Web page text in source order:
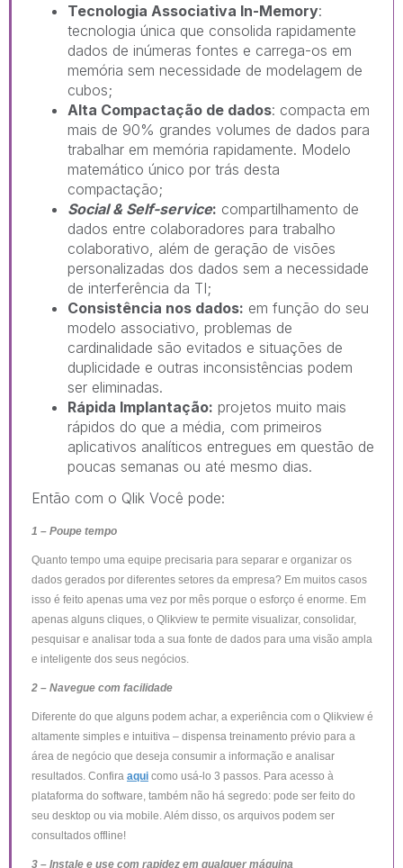
Tecnologia Associativa In-Memory:
tecnologia única que consolida rapidamente
dados de inúmeras fontes e carrega-os em
memória sem necessidade de modelagem de
cubos;
Alta Compactação de dados: compacta em
mais de 90% grandes volumes de dados para
trabalhar em memória rapidamente. Modelo
matemático único por trás desta
compactação;
Social & Self-service: compartilhamento de
dados entre colaboradores para trabalho
colaborativo, além de geração de visões
personalizadas dos dados sem a necessidade
de interferência da TI;
Consistência nos dados: em função do seu
modelo associativo, problemas de
cardinalidade são evitados e situações de
duplicidade e outras inconsistências podem
ser eliminadas.
Rápida Implantação: projetos muito mais
rápidos do que a média, com primeiros
aplicativos analíticos entregues em questão de
poucas semanas ou até mesmo dias.
Então com o Qlik Você pode:
1 – Poupe tempo
Quanto tempo uma equipe precisaria para separar e organizar os
dados gerados por diferentes setores da empresa? Em muitos casos
isso é feito apenas uma vez por mês porque o esforço é enorme. Em
apenas alguns cliques, o Qlikview te permite visualizar, consolidar,
pesquisar e analisar toda a sua fonte de dados para uma visão ampla
e inteligente dos seus negócios.
2 – Navegue com facilidade
Diferente do que alguns podem achar, a experiência com o Qlikview é
altamente simples e intuitiva – dispensa treinamento prévio para a
área de negócio que deseja consumir a informação e analisar
resultados. Confira aqui como usá-lo 3 passos. Para acesso à
plataforma do software, também não há segredo: pode ser feito do
seu desktop ou via mobile. Além disso, os arquivos podem ser
consultados offline!
3 – Instale e use com rapidez em qualquer máquina